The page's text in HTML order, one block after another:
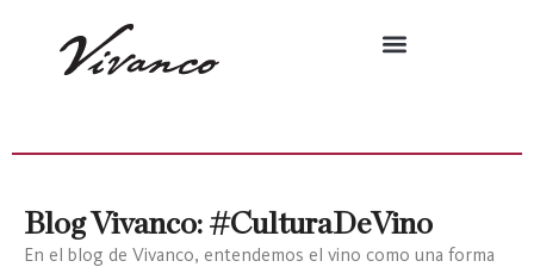
Blog Vivanco: #CulturaDeVino
En el blog de Vivanco, entendemos el vino como una forma